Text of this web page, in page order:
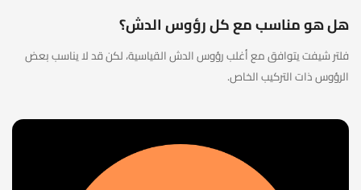
هل هو مناسب مع كل رؤوس الدش؟
فلتر شيفت يتوافق مع أغلب رؤوس الدش القياسية، لكن قد لا يناسب بعض
الرؤوس ذات التركيب الخاص.